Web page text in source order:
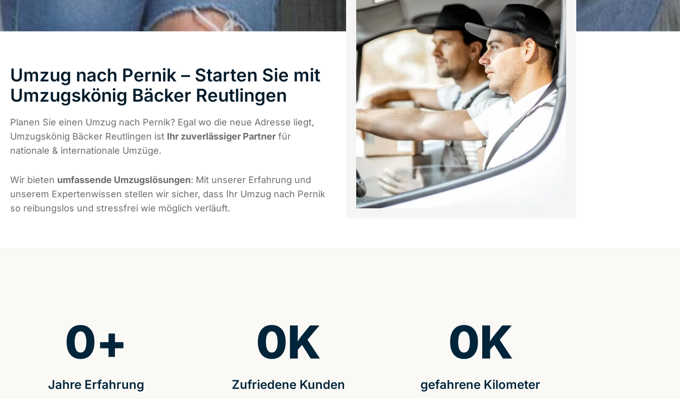
Umzug nach Pernik – Starten Sie mit
Umzugskönig Bäcker Reutlingen
Planen Sie einen Umzug nach Pernik? Egal wo die neue Adresse liegt,
Umzugskönig Bäcker Reutlingen ist Ihr zuverlässiger Partner für
nationale & internationale Umzüge.
Wir bieten umfassende Umzugslösungen: Mit unserer Erfahrung und
unserem Expertenwissen stellen wir sicher, dass Ihr Umzug nach Pernik
so reibungslos und stressfrei wie möglich verläuft.
Jahre Erfahrung
0+
Zufriedene Kunden
0K
gefahrene Kilometer
0K